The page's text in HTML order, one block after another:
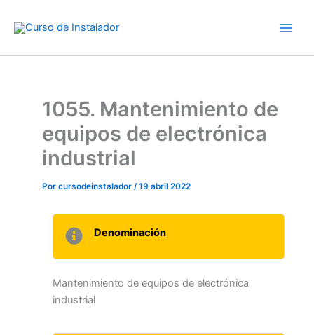
1055. Mantenimiento de
equipos de electrónica
industrial
Por cursodeinstalador /19 abril 2022
Denominación
Mantenimiento de equipos de electrónica
industrial